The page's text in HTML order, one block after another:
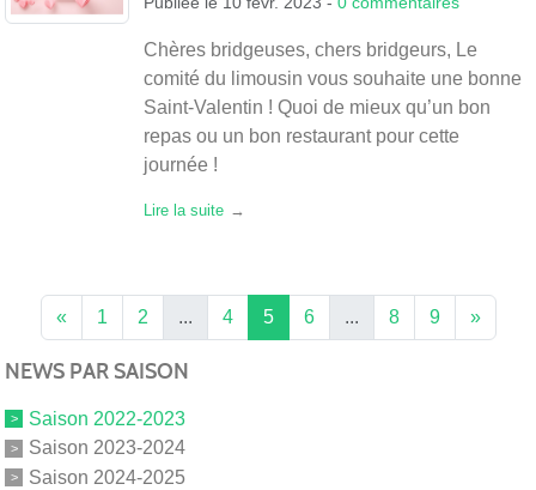
Chères bridgeuses, chers bridgeurs, Le
comité du limousin vous souhaite une bonne
Saint-Valentin ! Quoi de mieux qu’un bon
repas ou un bon restaurant pour cette
journée !
Lire la suite
« 1 2 ... 4 5 6 ... 8 9 »
NEWS PAR SAISON
Saison 2022-2023
Saison 2023-2024
Saison 2024-2025